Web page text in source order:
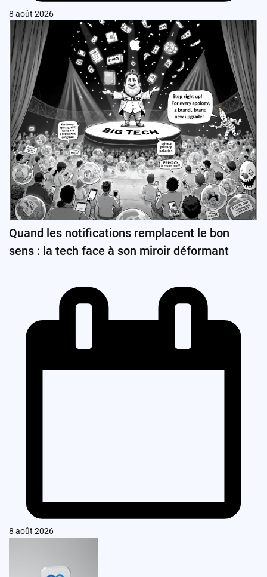
8 août 2026
Quand les notifications remplacent le bon
sens : la tech face à son miroir déformant
8 août 2026